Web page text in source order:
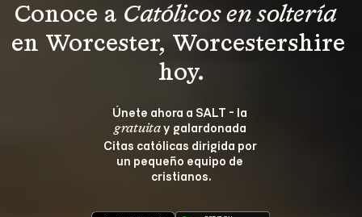
Conoce a Católicos en soltería
en Worcester, Worcestershire
hoy.
Únete ahora a SALT - la
gratuita y galardonada
Citas católicas dirigida por
un pequeño equipo de
cristianos.